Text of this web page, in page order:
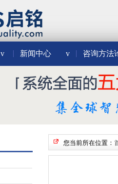
v 新闻中心 v 咨询方法
您当前所在位置：